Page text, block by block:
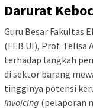
Darurat
Guru Besar Fakultas
(FEB UI), Prof. Telisa
terhadap langkah
di sektor barang
tingginya potensi
invoicing (pelaporan